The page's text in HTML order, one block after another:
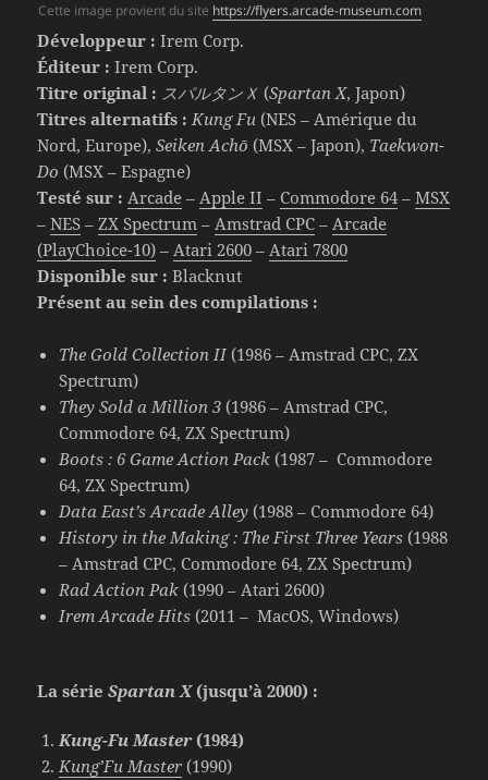
Cette image provient du site https://flyers.arcade-museum.com
Développeur : Irem Corp.
Éditeur : Irem Corp.
Titre original : スパルタンＸ (Spartan X, Japon)
Titres alternatifs : Kung Fu (NES – Amérique du
Nord, Europe),Seiken Achō (MSX – Japon), Taekwon-
Do (MSX – Espagne)
Testé sur : Arcade –Apple II – Commodore 64 –MSX
–NES –ZX Spectrum –Amstrad CPC –Arcade
(PlayChoice-10) –Atari 2600 –Atari 7800
Disponible sur : Blacknut
Présent au sein des compilations :
The Gold Collection II(1986 – Amstrad CPC, ZX
Spectrum)
They Sold a Million 3 (1986 – Amstrad CPC,
Commodore 64, ZX Spectrum)
Boots : 6 Game Action Pack (1987 – Commodore
64, ZX Spectrum)
Data East’s Arcade Alley (1988 – Commodore 64)
History in the Making : The First Three Years (1988
– Amstrad CPC, Commodore 64, ZX Spectrum)
Rad Action Pak (1990 – Atari 2600)
Irem Arcade Hits (2011 – MacOS, Windows)
La sérieSpartan X(jusqu’à 2000) :
Kung-Fu Master(1984)
Kung’Fu Master (1990)